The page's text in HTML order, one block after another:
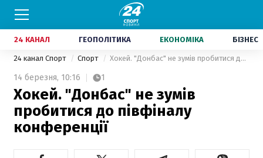
24 КАНАЛ ГЕОПОЛІТИКА ЕКОНОМІКА БІЗНЕС
24 канал Спорт Спорт Хокей. "Донбас" не зумів пробитися до півфіналу конференції
14 березня, 10:16 1
Хокей. "Донбас" не зумів
пробитися до півфіналу
конференції